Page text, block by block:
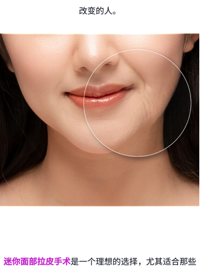
改变的人。
迷你面部拉皮手术是一个理想的选择，尤其适合那些